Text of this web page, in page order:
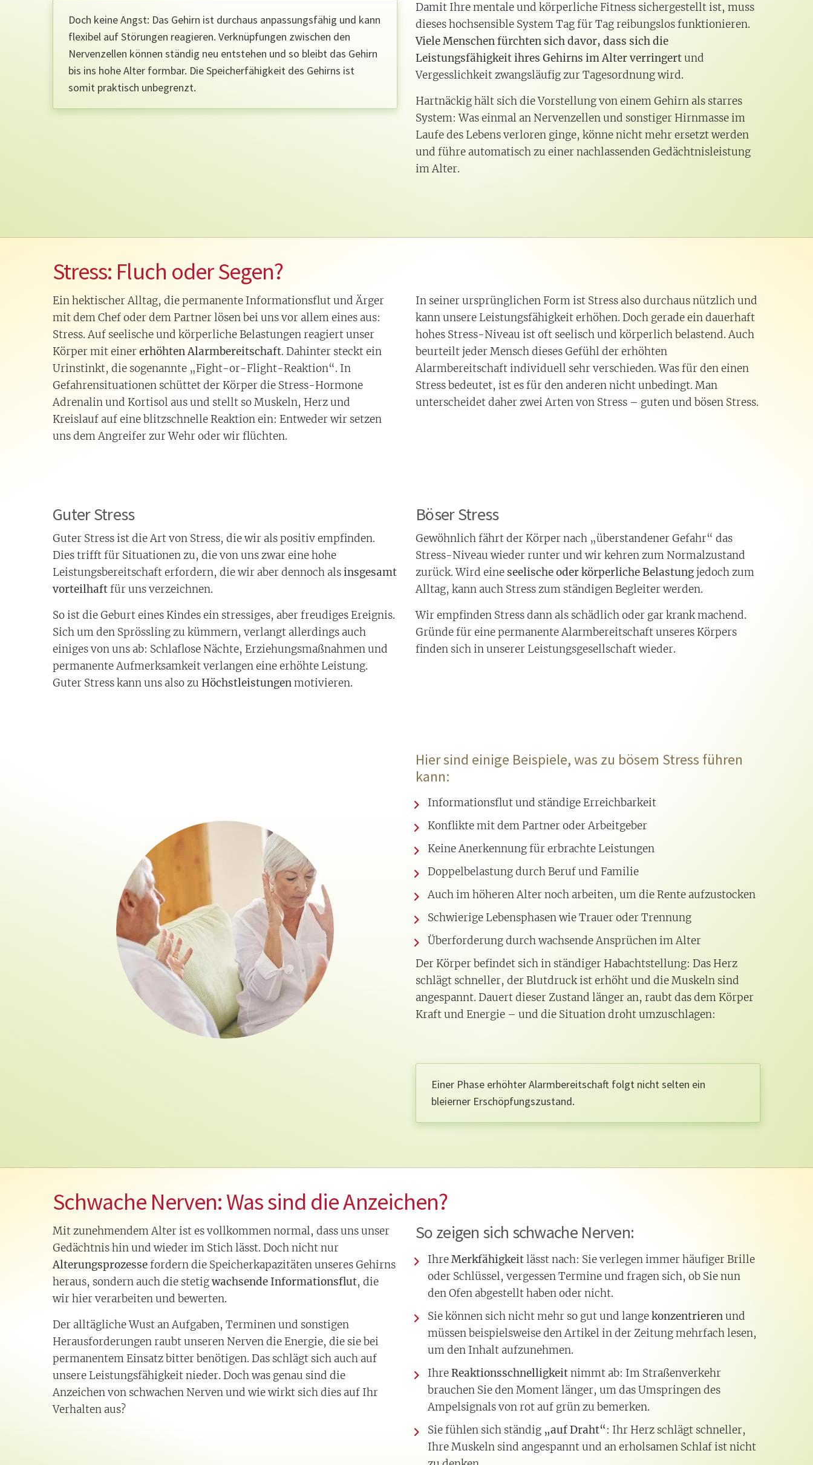
Doch keine Angst: Das Gehirn ist durchaus anpassungsfähig und kann
flexibel auf Störungen reagieren. Verknüpfungen zwischen den
Nervenzellen können ständig neu entstehen und so bleibt das Gehirn
bis ins hohe Alter formbar. Die Speicherfähigkeit des Gehirns ist
somit praktisch unbegrenzt.
Damit Ihre mentale und körperliche Fitness sichergestellt ist, muss
dieses hochsensible System Tag für Tag reibungslos funktionieren.
Viele Menschen fürchten sich davor, dass sich die
Leistungsfähigkeit ihres Gehirns im Alter verringertund
Vergesslichkeit zwangsläufig zur Tagesordnung wird.
Hartnäckig hält sich die Vorstellung von einem Gehirn als starres
System: Was einmal an Nervenzellen und sonstiger Hirnmasse im
Laufe des Lebens verloren ginge, könne nicht mehr ersetzt werden
und führe automatisch zu einer nachlassenden Gedächtnisleistung
im Alter.
Stress: Fluch oder Segen?
Ein hektischer Alltag, die permanente Informationsflut und Ärger
mit dem Chef oder dem Partner lösen bei uns vor allem eines aus:
Stress. Auf seelische und körperliche Belastungen reagiert unser
Körper mit einererhöhten Alarmbereitschaft. Dahinter steckt ein
Urinstinkt, die sogenannte „Fight-or-Flight-Reaktion“. In
Gefahrensituationen schüttet der Körper die Stress-Hormone
Adrenalin und Kortisol aus und stellt so Muskeln, Herz und
Kreislauf auf eine blitzschnelle Reaktion ein: Entweder wir setzen
uns dem Angreifer zur Wehr oder wir flüchten.
In seiner ursprünglichen Form ist Stress also durchaus nützlich und
kann unsere Leistungsfähigkeit erhöhen. Doch gerade ein dauerhaft
hohes Stress-Niveau ist oft seelisch und körperlich belastend. Auch
beurteilt jeder Mensch dieses Gefühl der erhöhten
Alarmbereitschaft individuell sehr verschieden. Was für den einen
Stress bedeutet, ist es für den anderen nicht unbedingt. Man
unterscheidet daher zwei Arten von Stress – guten und bösen Stress.
Guter Stress
Guter Stress ist die Art von Stress, die wir als positiv empfinden.
Dies trifft für Situationen zu, die von uns zwar eine hohe
Leistungsbereitschaft erfordern, die wir aber dennoch alsinsgesamt
vorteilhaftfür uns verzeichnen.
So ist die Geburt eines Kindes ein stressiges, aber freudiges Ereignis.
Sich um den Sprössling zu kümmern, verlangt allerdings auch
einiges von uns ab: Schlaflose Nächte, Erziehungsmaßnahmen und
permanente Aufmerksamkeit verlangen eine erhöhte Leistung.
Guter Stress kann uns also zu Höchstleistungenmotivieren.
Böser Stress
Gewöhnlich fährt der Körper nach „überstandener Gefahr“ das
Stress-Niveau wieder runter und wir kehren zum Normalzustand
zurück. Wird eine seelische oder körperliche Belastungjedoch zum
Alltag, kann auch Stress zum ständigen Begleiter werden.
Wir empfinden Stress dann als schädlich oder gar krank machend.
Gründe für eine permanente Alarmbereitschaft unseres Körpers
finden sich in unserer Leistungsgesellschaft wieder.
Hier sind einige Beispiele, was zu bösem Stress führen
kann:
Informationsflut und ständige Erreichbarkeit
Konflikte mit dem Partner oder Arbeitgeber
Keine Anerkennung für erbrachte Leistungen
Doppelbelastung durch Beruf und Familie
Auch im höheren Alter noch arbeiten, um die Rente aufzustocken
Schwierige Lebensphasen wie Trauer oder Trennung
Überforderung durch wachsende Ansprüchen im Alter
Der Körper befindet sich in ständiger Habachtstellung: Das Herz
schlägt schneller, der Blutdruck ist erhöht und die Muskeln sind
angespannt. Dauert dieser Zustand länger an, raubt das dem Körper
Kraft und Energie – und die Situation droht umzuschlagen:
Einer Phase erhöhter Alarmbereitschaft folgt nicht selten ein
bleierner Erschöpfungszustand.
Schwache Nerven: Was sind die Anzeichen?
Mit zunehmendem Alter ist es vollkommen normal, dass uns unser
Gedächtnis hin und wieder im Stich lässt. Doch nicht nur
Alterungsprozessefordern die Speicherkapazitäten unseres Gehirns
heraus, sondern auch die stetigwachsende Informationsflut, die
wir hier verarbeiten und bewerten.
Der alltägliche Wust an Aufgaben, Terminen und sonstigen
Herausforderungen raubt unseren Nerven die Energie, die sie bei
permanentem Einsatz bitter benötigen. Das schlägt sich auch auf
unsere Leistungsfähigkeit nieder. Doch was genau sind die
Anzeichen von schwachen Nerven und wie wirkt sich dies auf Ihr
Verhalten aus?
So zeigen sich schwache Nerven:
IhreMerkfähigkeitlässt nach: Sie verlegen immer häufiger Brille
oder Schlüssel, vergessen Termine und fragen sich, ob Sie nun
den Ofen abgestellt haben oder nicht.
Sie können sich nicht mehr so gut und langekonzentrierenund
müssen beispielsweise den Artikel in der Zeitung mehrfach lesen,
um den Inhalt aufzunehmen.
IhreReaktionsschnelligkeitnimmt ab: Im Straßenverkehr
brauchen Sie den Moment länger, um das Umspringen des
Ampelsignals von rot auf grün zu bemerken.
Sie fühlen sich ständig „auf Draht“: Ihr Herz schlägt schneller,
Ihre Muskeln sind angespannt und an erholsamen Schlaf ist nicht